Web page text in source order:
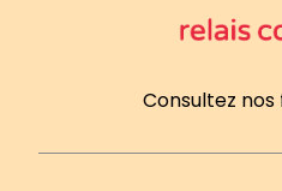
Consultez